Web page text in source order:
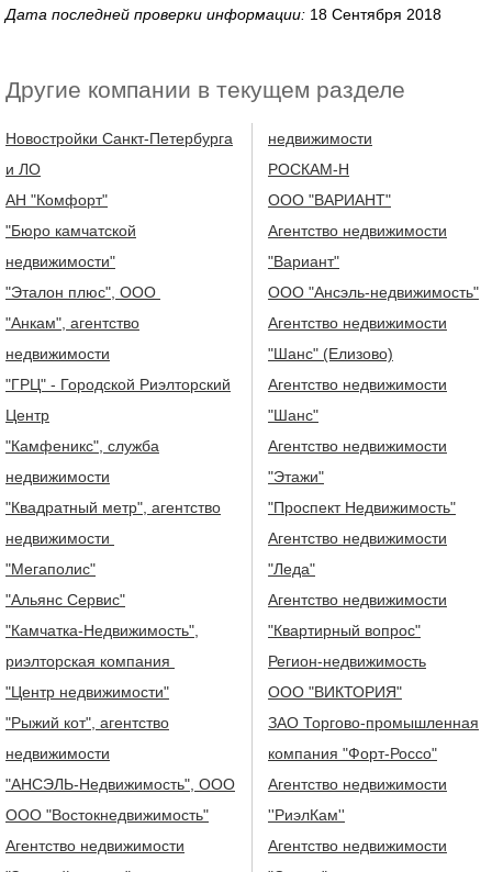
Дата последней проверки информации: 18 Сентября 2018
Другие компании в текущем разделе
Новостройки Санкт-Петербурга
и ЛО
АН "Комфорт"
"Бюро камчатской
недвижимости"
"Эталон плюс", ООО
"Анкам", агентство
недвижимости
"ГРЦ" - Городской Риэлторский
Центр
"Камфеникс", служба
недвижимости
"Квадратный метр", агентство
недвижимости
"Мегаполис"
"Альянс Сервис"
"Камчатка-Недвижимость",
риэлторская компания
"Центр недвижимости"
"Рыжий кот", агентство
недвижимости
"АНСЭЛЬ-Недвижимость", ООО
ООО "Востокнедвижимость"
Агентство недвижимости
недвижимости
РОСКАМ-Н
ООО "ВАРИАНТ"
Агентство недвижимости
"Вариант"
ООО "Ансэль-недвижимость"
Агентство недвижимости
"Шанс" (Елизово)
Агентство недвижимости
"Шанс"
Агентство недвижимости
"Этажи"
"Проспект Недвижимость"
Агентство недвижимости
"Леда"
Агентство недвижимости
"Квартирный вопрос"
Регион-недвижимость
ООО "ВИКТОРИЯ"
ЗАО Торгово-промышленная
компания "Форт-Россо"
Агентство недвижимости
''РиэлКам''
Агентство недвижимости